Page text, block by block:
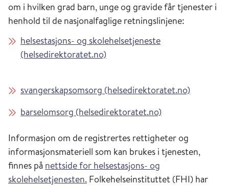
om i hvilken grad barn, unge og gravide får tjenester i
henhold til de nasjonalfaglige retningslinjene:
helsestasjons- og skolehelsetjeneste
(helsedirektoratet.no)
svangerskapsomsorg (helsedirektoratet.no)
barselomsorg (helsedirektoratet.no)
Informasjon om de registrertes rettigheter og
informasjonsmateriell som kan brukes i tjenesten,
finnes på nettside for helsestasjons- og
skolehelsetjenesten. Folkehelseinstituttet (FHI) har